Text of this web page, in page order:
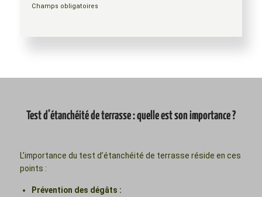
Champs obligatoires
Test d’étanchéité de terrasse : quelle est son importance ?
L’importance du test d’étanchéité de terrasse réside en ces
points :
Prévention des dégâts :